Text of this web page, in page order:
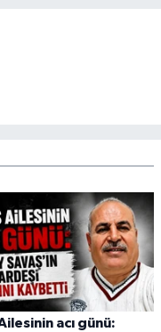
acı günü: